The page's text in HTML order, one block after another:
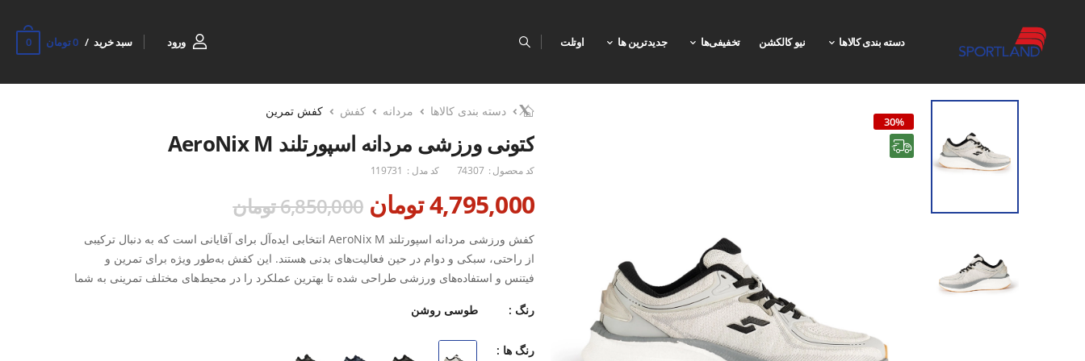
دسته بندی کالاها نیو کالکشن تخفیفی‌ها جدیدترین ها اوتلت ورود سبد خرید 0 تومان 0
30%
دسته بندی کالاها مردانه کفش کفش تمرین
کتونی ورزشی مردانه اسپورتلند AeroNix M
کد محصول : 74307 کد مدل : 119731
4,795,000 تومان 6,850,000 تومان
کفش ورزشی مردانه اسپورتلند AeroNix M انتخابی ایده‌آل برای آقایانی است که به دنبال ترکیبی
از راحتی، سبکی و دوام در حین فعالیت‌های بدنی هستند. این کفش به‌طور ویژه برای تمرین و
فیتنس و استفاده‌های ورزشی طراحی شده تا بهترین عملکرد را در محیط‌های مختلف تمرینی به شما
از تعریق بیش از حد پا جلوگیری کرده و باعث خنک ماندن پا در طول تمرینات سنگین می‌شود. زیره
رنگ : طوسی روشن
رنگ ها :